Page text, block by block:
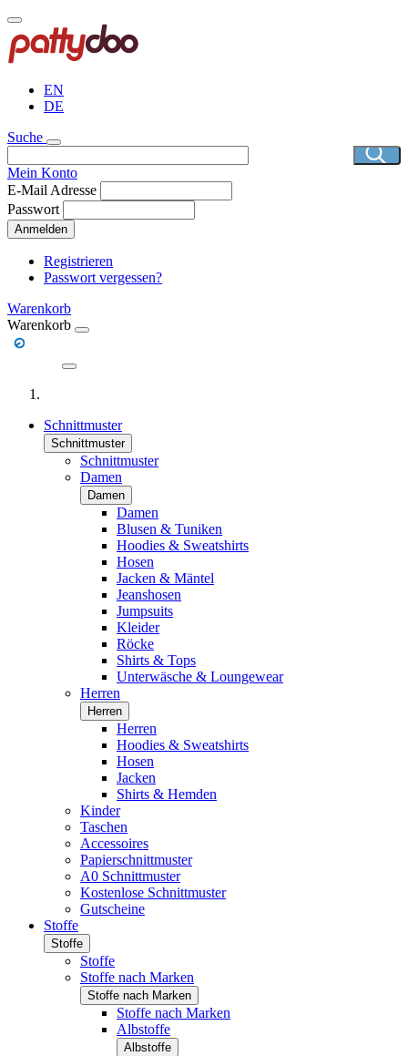
Direkt
zum
Inhalt
EN
DE
Suche
Mein Konto
E-Mail Adresse
Passwort
Anmelden
Registrieren
Passwort vergessen?
Warenkorb
Warenkorb
Schnittmuster
Schnittmuster
Schnittmuster
Damen
Damen
Damen
Blusen & Tuniken
Hoodies & Sweatshirts
Hosen
Jacken & Mäntel
Jeanshosen
Jumpsuits
Kleider
Röcke
Shirts & Tops
Unterwäsche & Loungewear
Herren
Herren
Herren
Hoodies & Sweatshirts
Hosen
Jacken
Shirts & Hemden
Kinder
Taschen
Accessoires
Papierschnittmuster
A0 Schnittmuster
Kostenlose Schnittmuster
Gutscheine
Stoffe
Stoffe
Stoffe
Stoffe nach Marken
Stoffe nach Marken
Stoffe nach Marken
Albstoffe
Albstoffe